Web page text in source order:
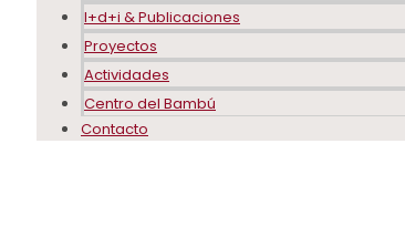
I+d+i & Publicaciones
Proyectos
Actividades
Centro del Bambú
Contacto